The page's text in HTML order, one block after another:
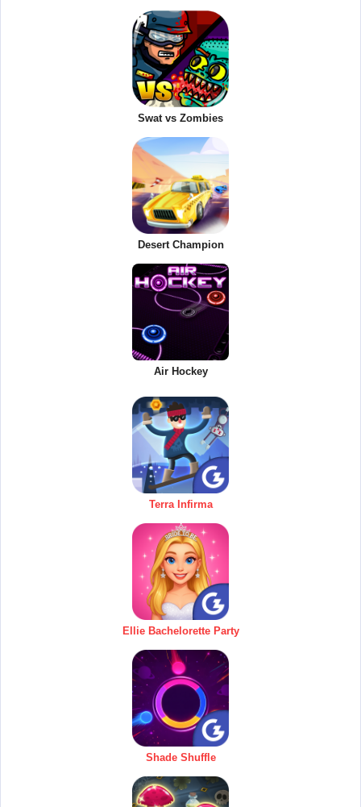
Swat vs Zombies
Desert Champion
Air Hockey
Terra Infirma
Ellie Bachelorette Party
Shade Shuffle